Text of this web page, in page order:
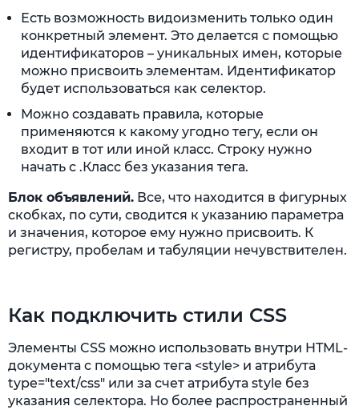
Есть возможность видоизменить только один
конкретный элемент. Это делается с помощью
идентификаторов – уникальных имен, которые
можно присвоить элементам. Идентификатор
будет использоваться как селектор.
Можно создавать правила, которые
применяются к какому угодно тегу, если он
входит в тот или иной класс. Строку нужно
начать с .Класс без указания тега.
Блок объявлений. Все, что находится в фигурных
скобках, по сути, сводится к указанию параметра
и значения, которое ему нужно присвоить. К
регистру, пробелам и табуляции нечувствителен.
Как подключить стили CSS
Элементы CSS можно использовать внутри HTML-
документа с помощью тега <style> и атрибута
type="text/css" или за счет атрибута style без
указания селектора. Но более распространенный